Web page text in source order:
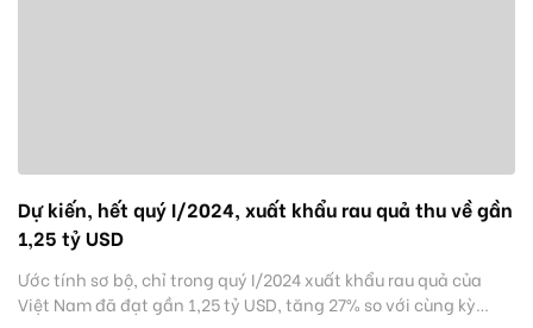
Dự kiến, hết quý I/2024, xuất khẩu rau quả thu về gần
1,25 tỷ USD
Ước tính sơ bộ, chỉ trong quý I/2024 xuất khẩu rau quả của
Việt Nam đã đạt gần 1,25 tỷ USD, tăng 27% so với cùng kỳ